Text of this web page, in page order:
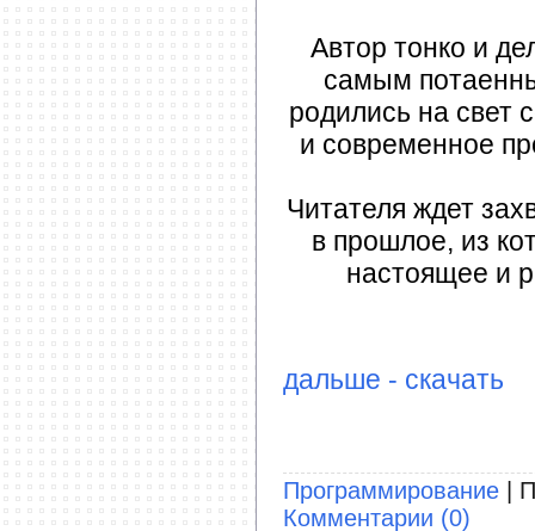
Автор тонко и
самым
родились на свет
и современное
Читателя ждет
в прошлое, из
настоящее и
дальше - скачать
Программирование |
Комментарии (0)